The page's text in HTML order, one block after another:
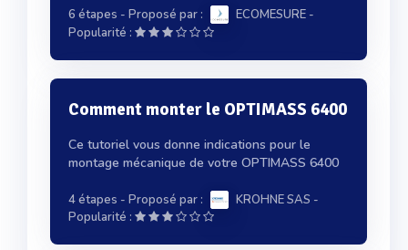
6 étapes - Proposé par : ECOMESURE -
Popularité :
Comment monter le OPTIMASS 6400
Ce tutoriel vous donne indications pour le
montage mécanique de votre OPTIMASS 6400
4 étapes - Proposé par : KROHNE SAS -
Popularité :